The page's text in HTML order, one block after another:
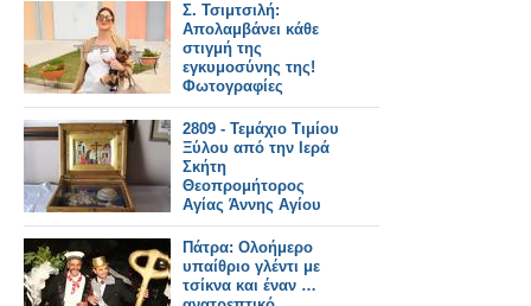
Σ. Τσιμτσιλή:
Απολαμβάνει κάθε
στιγμή της
εγκυμοσύνης της!
Φωτογραφίες
2809 - Τεμάχιο Τιμίου
Ξύλου από την Ιερά
Σκήτη
Θεοπρομήτορος
Αγίας Άννης Αγίου
Όρους
Πάτρα: Oλοήμερο
υπαίθριο γλέντι με
τσίκνα και έναν …